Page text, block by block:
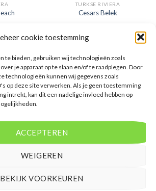
cookie toestemming
te bieden, gebruiken wij technologieën zoals
je apparaat op te slaan en/of te raadplegen. Door
technologieën kunnen wij gegevens zoals
op deze site verwerken. Als je geen toestemming
intrekt, kan dit een nadelige invloed hebben op
ACCEPTEREN
WEIGEREN
BEKIJK VOORKEUREN
in Alanya.
bij onze
EUR
TURKSE RIVIERA
Cesars Belek
Gewaardeerd
€642,00
accommodatie in Belek. U boekt
deze reis direct bij onze partner
D-reizen. Nu vanaf EUR 642.00 per
persoon.
PRIJZEN EN BOEKEN